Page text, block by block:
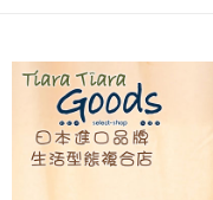
便利好安心！
１．簡單：不需註冊會員、
２．便利：只要手機號碼，
３．安心：先確認商品／服
【「AFTEE先享後付」結帳
１．於結帳方式選擇「
運送方式
全家取貨付款
每筆NT$60，滿